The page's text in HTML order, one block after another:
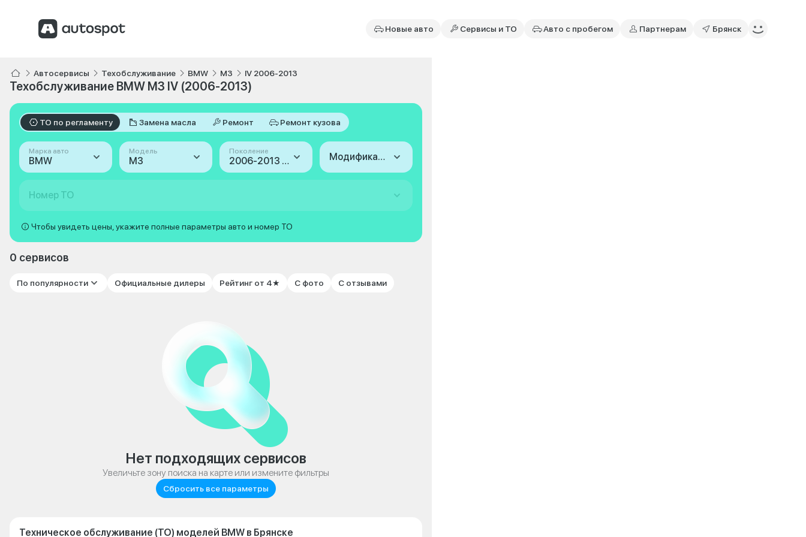
Новые авто Сервисы и ТО Авто с пробегом Партнерам Брянск
Автосервисы Техобслуживание BMW M3 IV 2006-2013
Техобслуживание BMW M3 IV (2006-2013)
ТО по регламенту Замена масла Ремонт Ремонт кузова
Марка авто
BMW
Модель
M3
Поколение
2006-2013 (IV) Модификация
Номер ТО
Чтобы увидеть цены, укажите полные параметры авто и номер ТО
0 сервисов
По популярности Официальные дилеры Рейтинг от 4★ С фото С отзывами
Нет подходящих сервисов
Увеличьте зону поиска на карте или измените фильтры
Сбросить все параметры
Техническое обслуживание (ТО) моделей BMW в Брянске